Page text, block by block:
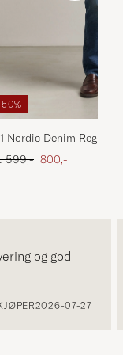
50%
Nordic Denim Regular
pris
599,- Nedsatt pris
800,-
og god
2026-07-27